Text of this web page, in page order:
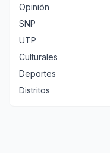
Opinión
SNP
UTP
Culturales
Deportes
Distritos